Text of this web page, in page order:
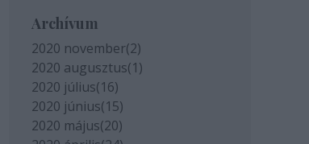
Archívum
2020 november(2)
2020 augusztus(1)
2020 július(16)
2020 június(15)
2020 május(20)